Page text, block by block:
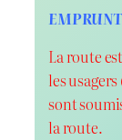
La route
les
sont
la route.